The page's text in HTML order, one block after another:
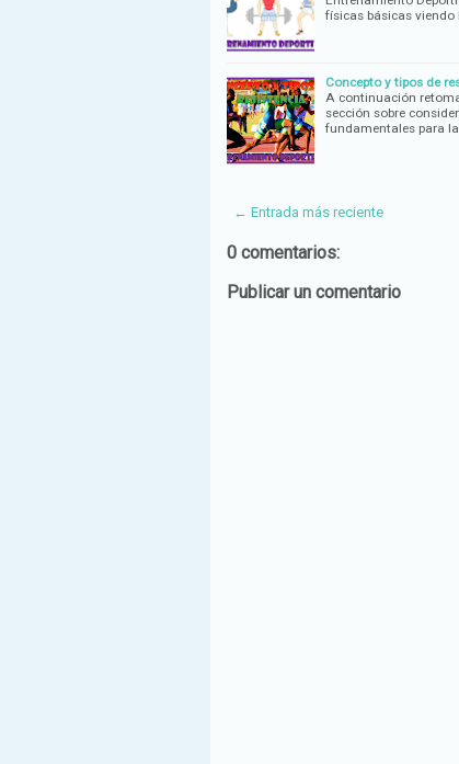
físicas básicas viendo
Concepto y tipos de
A continuación
sección sobre
fundamentales para
← Entrada más reciente
0 comentarios:
Publicar un comentario